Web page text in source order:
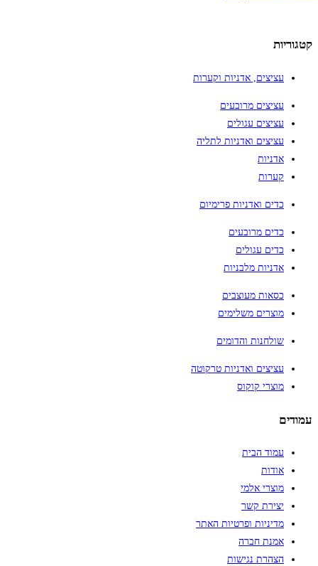
קטגוריות
עציצים, אדניות וקערות
עציצים מרובעים
עציצים עגולים
עציצים ואדניות לתליה
אדניות
קערות
כדים ואדניות פרימיום
כדים מרובעים
כדים עגולים
אדניות מלבניות
כסאות מעוצבים
מוצרים משלימים
שולחנות והדומים
עציצים ואדניות טרקוטה
מוצרי קוקוס
עמודים
עמוד הבית
אודות
מוצרי אלמי
יצירת קשר
מדיניות ופרטיות האתר
אמנת חברה
הצהרת נגישות